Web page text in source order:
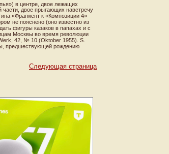
в центре, двое лежащих
части, двое прыгающих навстречу
«Фрагмент к «Композиции 4»
не пояснено (оно известно из
фигуры казаков в папахах и с
Москвы во время революции
42, № 10 (Oktober 1955). S.
предшествующей рождению
Следующая страница